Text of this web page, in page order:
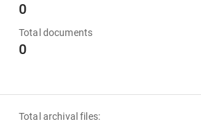
0
Total documents
0
Total archival files: